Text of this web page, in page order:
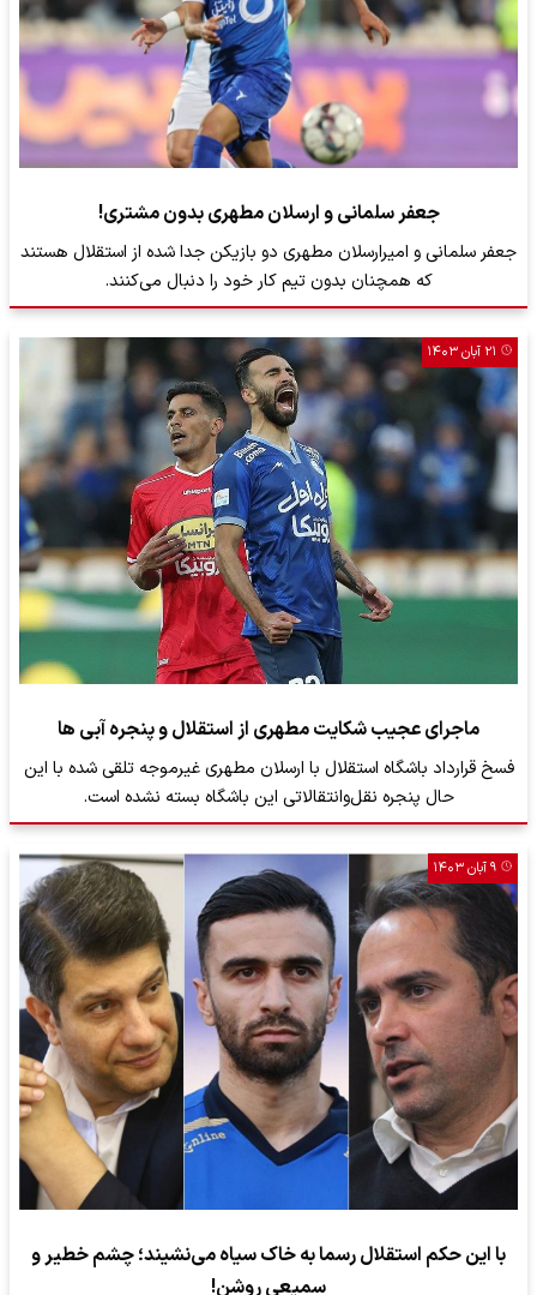
جعفر سلمانی و ارسلان مطهری بدون مشتری!
جعفر سلمانی و امیرارسلان مطهری دو بازیکن جدا شده از استقلال هستند
که همچنان بدون تیم کار خود را دنبال می‌کنند.
۲۱ آبان ۱۴۰۳
ماجرای عجیب شکایت مطهری از استقلال و پنجره آبی ها
فسخ قرارداد باشگاه استقلال با ارسلان مطهری غیرموجه تلقی شده با این
حال پنجره نقل‌وانتقالاتی این باشگاه بسته نشده است.
۹ آبان ۱۴۰۳
با این حکم استقلال رسما به خاک سیاه می‌نشیند؛ چشم خطیر و
سمیعی روشن!